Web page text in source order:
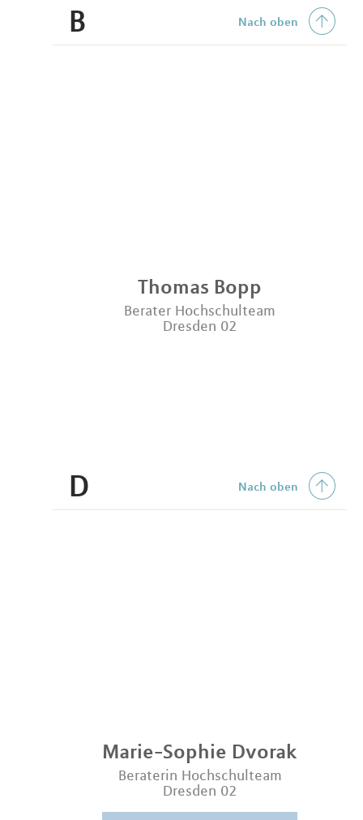
B
Thomas Bopp
Berater Hochschulteam
Dresden 02
Nach oben
D
Marie-Sophie Dvorak
Beraterin Hochschulteam
Dresden 02
Nach oben